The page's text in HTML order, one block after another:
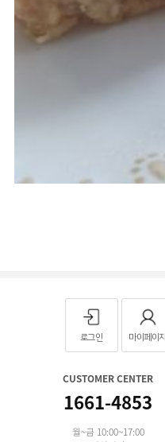
로그인 마이페이지
CUSTOMER CENTER
1661-4853
월~금 10:00~17:00